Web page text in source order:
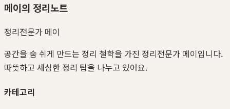
메이의 정리노트
정리전문가 메이
공간을 숨 쉬게 만드는 정리 철학을 가진 정리전문가 메이입니다.
따뜻하고 세심한 정리 팁을 나누고 있어요.
카테고리